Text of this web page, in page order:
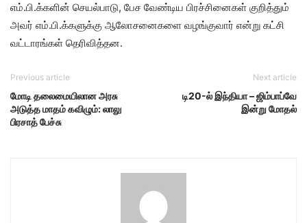
எம்.பி.க்களின் செயல்பாடு, பேச வேண்டிய பிரச்சினைகள் குறித்தும்
அவர் எம்.பி.க்களுக்கு ஆலோசனைகளை வழங்குவார் என்று கட்சி
வட்டாரங்கள் தெரிவித்தன.
Previous article
மோடி தலைமையிலான அரசு
அடுத்த மாதம் கவிழும்: லாலு
பிரசாத் பேச்சு
Next article
டி20-ல் இந்தியா – ஜிம்பாப்வே
இன்று மோதல்